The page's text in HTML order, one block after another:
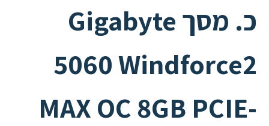
כ. מסך Gigabyte
5060 Windforce2
MAX OC 8GB PCIE-